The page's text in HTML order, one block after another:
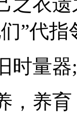
”代指
量器;
养育